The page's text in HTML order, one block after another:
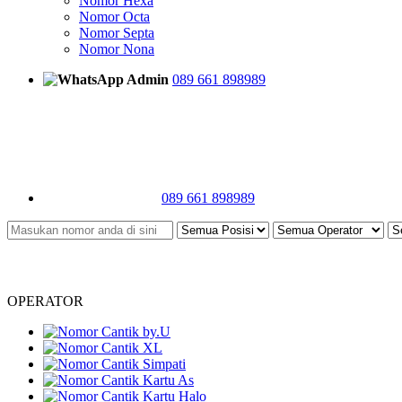
Nomor Octa
Nomor Septa
Nomor Nona
Admin 089 661 898989
089 661 898989
OPERATOR